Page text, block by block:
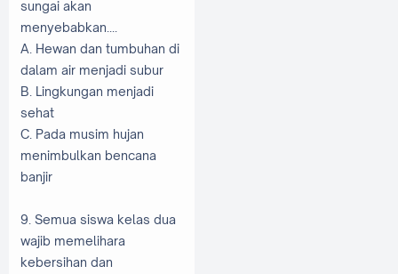
sungai akan
menyebabkan....
A. Hewan dan tumbuhan di
dalam air menjadi subur
B. Lingkungan menjadi
sehat
C. Pada musim hujan
menimbulkan bencana
banjir
9. Semua siswa kelas dua
wajib memelihara
kebersihan dan